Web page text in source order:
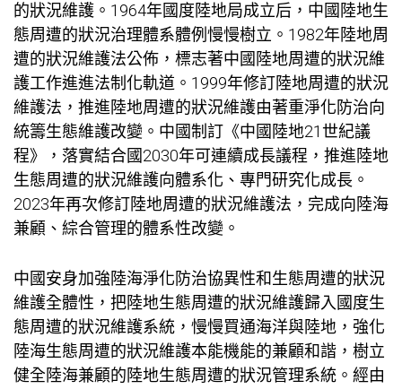
的狀況維護。1964年國度陸地局成立后，中國陸地生
態周遭的狀況治理體系體例慢慢樹立。1982年陸地周
遭的狀況維護法公佈，標志著中國陸地周遭的狀況維
護工作進進法制化軌道。1999年修訂陸地周遭的狀況
維護法，推進陸地周遭的狀況維護由著重淨化防治向
統籌生態維護改變。中國制訂《中國陸地21世紀議
程》，落實結合國2030年可連續成長議程，推進陸地
生態周遭的狀況維護向體系化、專門研究化成長。
2023年再次修訂陸地周遭的狀況維護法，完成向陸海
兼顧、綜合管理的體系性改變。
中國安身加強陸海淨化防治協異性和生態周遭的狀況
維護全體性，把陸地生態周遭的狀況維護歸入國度生
態周遭的狀況維護系統，慢慢買通海洋與陸地，強化
陸海生態周遭的狀況維護本能機能的兼顧和諧，樹立
健全陸海兼顧的陸地生態周遭的狀況管理系統。經由